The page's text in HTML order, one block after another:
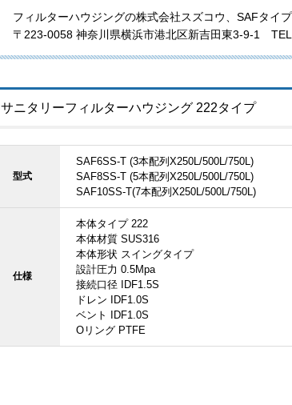
フィルターハウジングの株式会社スズコウ、SAFタイ
〒223-0058 神奈川県横浜市港北区新吉田東3-9-1
サニタリーフィルターハウジング 222タイプ
型式
SAF6SS-T (3本配列X250L/500L/750L)
SAF8SS-T (5本配列X250L/500L/750L)
SAF10SS-T(7本配列X250L/500L/750L)
仕様
本体タイプ 222
本体材質 SUS316
本体形状 スイングタイプ
設計圧力 0.5Mpa
接続口径 IDF1.5S
ドレン IDF1.0S
ベント IDF1.0S
Oリング PTFE